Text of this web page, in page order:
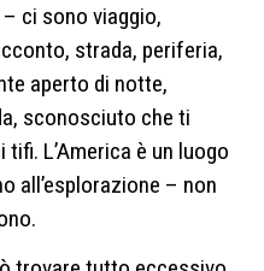
ci sono viaggio,
strada, periferia,
aperto di notte,
sconosciuto che ti
L’America è un luogo
all’esplorazione – non